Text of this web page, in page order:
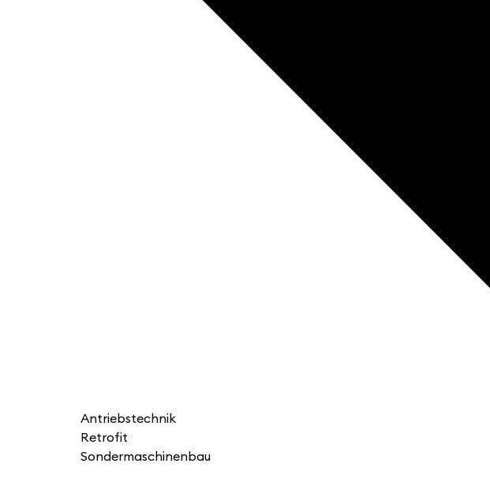
Antriebstechnik
Retrofit
Sondermaschinenbau